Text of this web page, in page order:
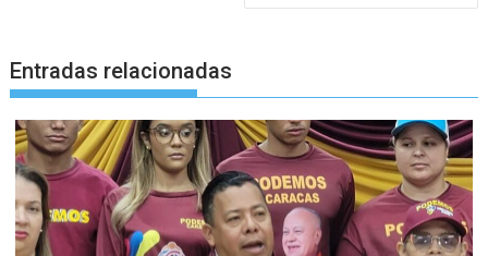
Entradas relacionadas